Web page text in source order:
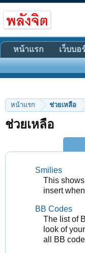
หน้าแรก ช่วยเหลือ
ช่วยเหลือ
Smilies
This
insert
BB Codes
The list of
look of
all BB
หน้าแรก เว็บบอ